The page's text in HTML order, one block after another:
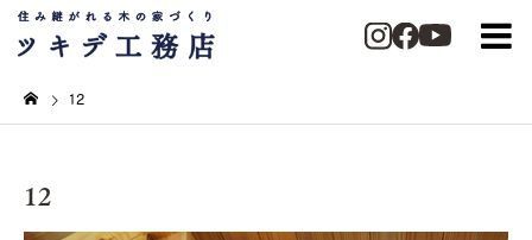
12
12